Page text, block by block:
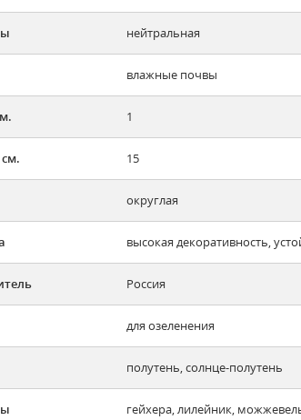
нейтральная
влажные почвы
1
15
округлая
высокая декоративность,
Россия
для озеленения
полутень, солнце-полутень
гейхера, лилейник,